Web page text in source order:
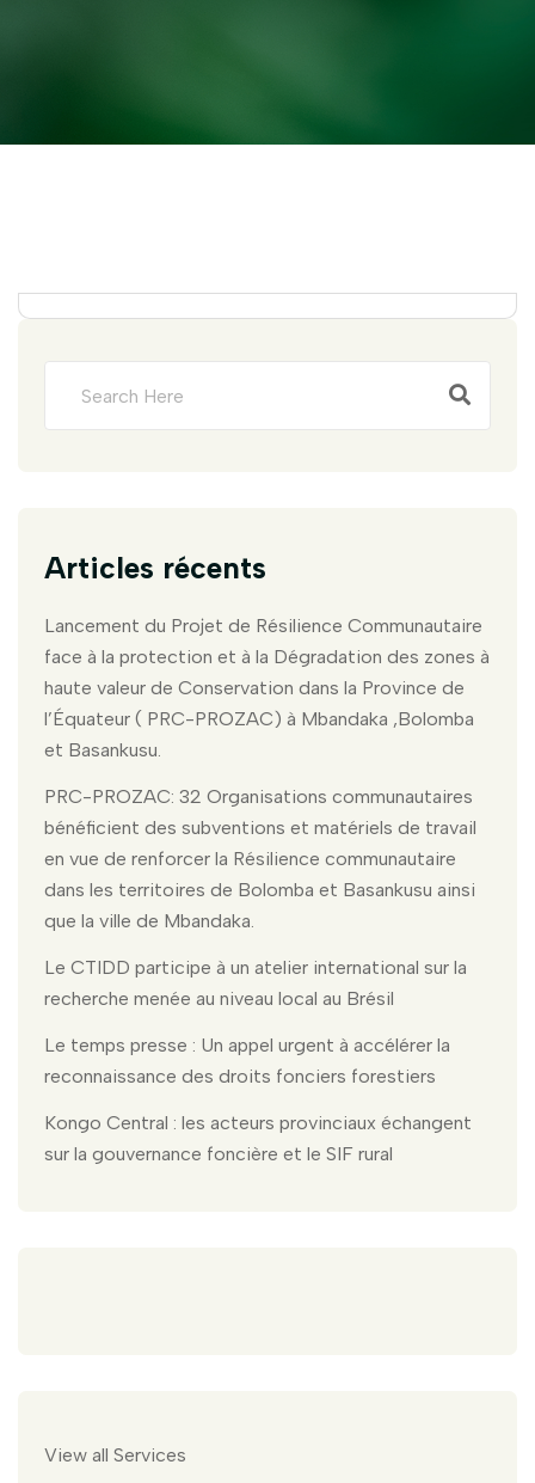
Articles récents
Lancement du Projet de Résilience Communautaire
face à la protection et à la Dégradation des zones à
haute valeur de Conservation dans la Province de
l’Équateur ( PRC-PROZAC) à Mbandaka ,Bolomba
et Basankusu.
PRC-PROZAC: 32 Organisations communautaires
bénéficient des subventions et matériels de travail
en vue de renforcer la Résilience communautaire
dans les territoires de Bolomba et Basankusu ainsi
que la ville de Mbandaka.
Le CTIDD participe à un atelier international sur la
recherche menée au niveau local au Brésil
Le temps presse : Un appel urgent à accélérer la
reconnaissance des droits fonciers forestiers
Kongo Central : les acteurs provinciaux échangent
sur la gouvernance foncière et le SIF rural
View all Services